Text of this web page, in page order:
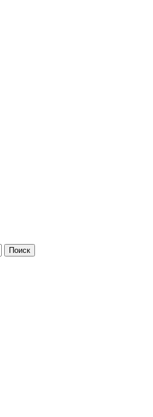
Поиск